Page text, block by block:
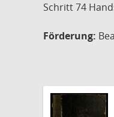
Schritt 74
Förderung: